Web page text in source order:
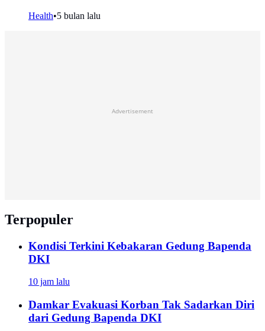
Health•5 bulan lalu
Advertisement
Terpopuler
Kondisi Terkini Kebakaran Gedung Bapenda
DKI
10 jam lalu
Damkar Evakuasi Korban Tak Sadarkan Diri
dari Gedung Bapenda DKI